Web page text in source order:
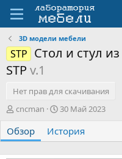
3D модели мебели
STP Стол и стул
STP v.1
Нет прав для скачивания
А
т
о
р
cncman
Д
т
а
с
30 Май 2023
Обзор История